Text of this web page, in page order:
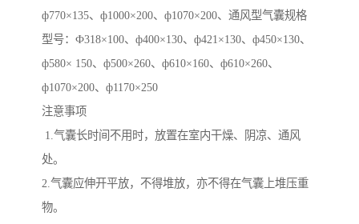
ф770×135、ф1000×200、ф1070×200、通风型气囊规格
型号：Ф318×100、ф400×130、ф421×130、ф450×130、
ф580× 150、ф500×260、ф610×160、ф610×260、
ф1070×200、ф1170×250
注意事项
1.气囊长时间不用时，放置在室内干燥、阴凉、通风
处。
2.气囊应伸开平放，不得堆放，亦不得在气囊上堆压重
物。